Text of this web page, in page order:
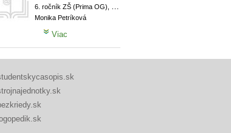
6. ročník ZŠ (Prima OG), 7. ročník ZŠ (Sekunda OG)
Monika Petríková
Viac